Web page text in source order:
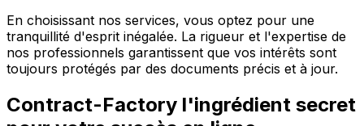
En choisissant nos services, vous optez pour une
tranquillité d'esprit inégalée. La rigueur et l'expertise de
nos professionnels garantissent que vos intérêts sont
toujours protégés par des documents précis et à jour.
Contract-Factory l'ingrédient secret